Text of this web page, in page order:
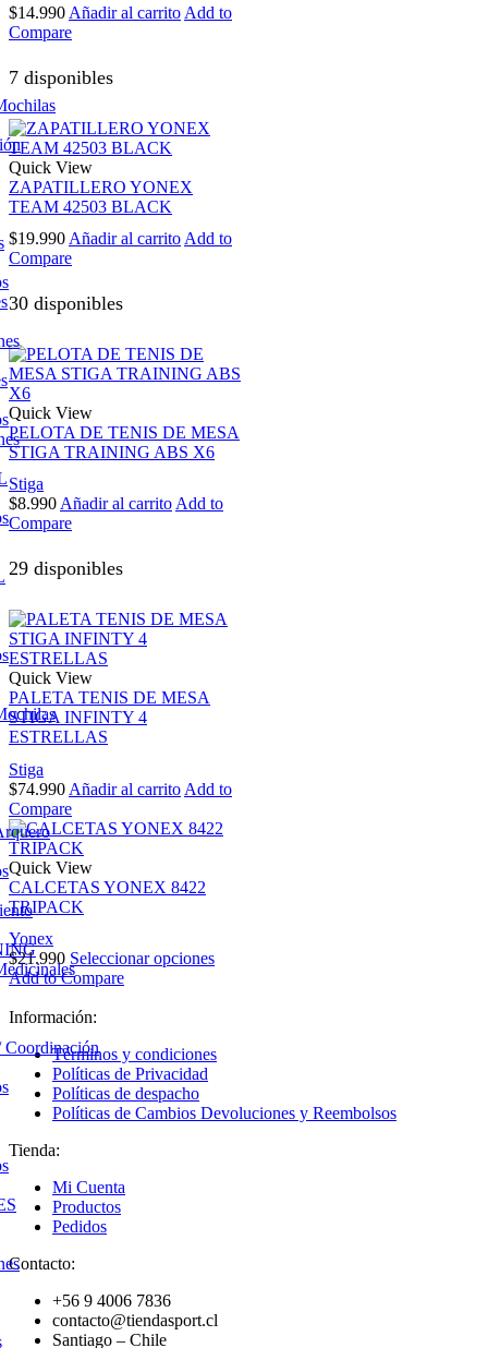
$14.990 Añadir al carrito Add to
Compare
7 disponibles
Quick View
ZAPATILLERO YONEX
TEAM 42503 BLACK
$19.990 Añadir al carrito Add to
Compare
30 disponibles
Quick View
PELOTA DE TENIS DE MESA
STIGA TRAINING ABS X6
Stiga
$8.990 Añadir al carrito Add to
Compare
29 disponibles
Quick View
PALETA TENIS DE MESA
STIGA INFINTY 4
ESTRELLAS
Stiga
$74.990 Añadir al carrito Add to
Compare
Quick View
CALCETAS YONEX 8422
TRIPACK
Yonex
$21.990 Seleccionar opcionesEste
Las
pueden
Add to Compare
Facebook
Instagram
Información:
Términos y condiciones
Políticas de Privacidad
Políticas de despacho
Políticas de Cambios Devoluciones y Reembolsos
Tienda:
Mi Cuenta
Productos
Pedidos
Contacto:
+56 9 4006 7836
contacto@tiendasport.cl
Santiago – Chile